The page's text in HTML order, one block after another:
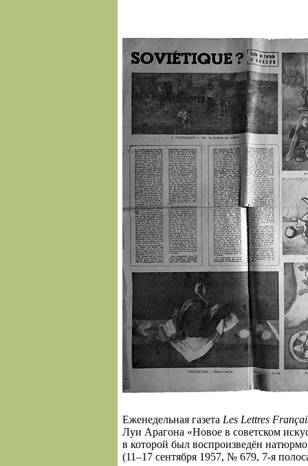
Еженедельная газета Les Lettres
Луи Арагона «Новое в советском
в которой был воспроизведён
(11–17 сентября 1957, № 679, 7-я